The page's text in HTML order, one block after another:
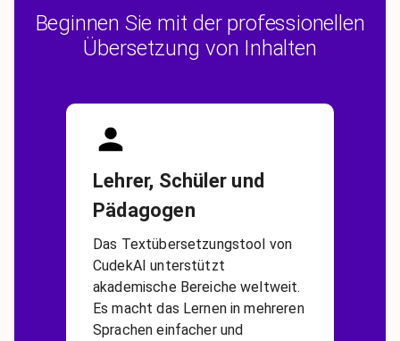
Beginnen Sie mit der professionellen
Übersetzung von Inhalten
Lehrer, Schüler und
Pädagogen
Das Textübersetzungstool von
CudekAI unterstützt
akademische Bereiche weltweit.
Es macht das Lernen in mehreren
Sprachen einfacher und